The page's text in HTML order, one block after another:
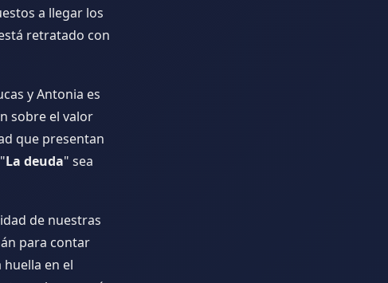
a llegar los
retratado con
y Antonia es
sobre el valor
que presentan
La deuda" sea
de nuestras
para contar
en el